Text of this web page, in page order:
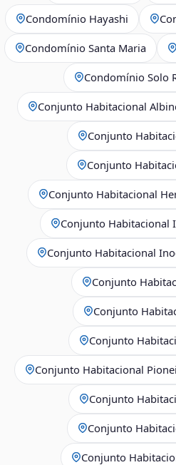
Condomínio Hayashi
Condomínio Santa Maria
Condomínio Solo
Conjunto Habitacional
Conjunto
Conjunto
Conjunto Habitacional
Conjunto Habitacional
Conjunto Habitacional
Conjunto
Conjunto
Conjunto
Conjunto Habitacional
Conjunto
Conjunto
Conjunto